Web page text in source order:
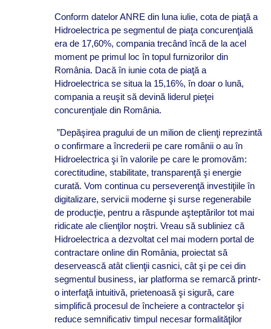
Conform datelor ANRE din luna iulie, cota de piaţă a
Hidroelectrica pe segmentul de piaţa concurenţială
era de 17,60%, compania trecând încă de la acel
moment pe primul loc în topul furnizorilor din
România. Dacă în iunie cota de piaţă a
Hidroelectrica se situa la 15,16%, în doar o lună,
compania a reuşit să devină liderul pieţei
concurenţiale din România.
”Depăşirea pragului de un milion de clienţi reprezintă
o confirmare a încrederii pe care românii o au în
Hidroelectrica şi în valorile pe care le promovăm:
corectitudine, stabilitate, transparenţă şi energie
curată. Vom continua cu perseverenţă investiţiile în
digitalizare, servicii moderne şi surse regenerabile
de producţie, pentru a răspunde aşteptărilor tot mai
ridicate ale clienţilor noştri. Vreau să subliniez că
Hidroelectrica a dezvoltat cel mai modern portal de
contractare online din România, proiectat să
deservească atât clienţii casnici, cât şi pe cei din
segmentul business, iar platforma se remarcă printr-
o interfaţă intuitivă, prietenoasă şi sigură, care
simplifică procesul de încheiere a contractelor şi
reduce semnificativ timpul necesar formalităţilor